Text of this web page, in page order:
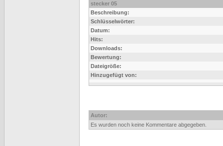
stecker 05
Beschreibung:
Schlüsselwörter:
Datum:
Hits:
Downloads:
Bewertung:
Dateigröße:
Hinzugefügt von:
Autor:
Es wurden noch keine Kommentare abgegeben.